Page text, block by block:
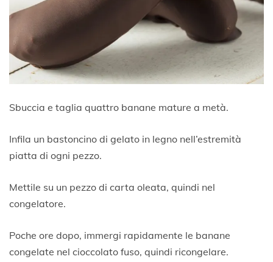
Sbuccia e taglia quattro banane mature a metà.
Infila un bastoncino di gelato in legno nell’estremità
piatta di ogni pezzo.
Mettile su un pezzo di carta oleata, quindi nel
congelatore.
Poche ore dopo, immergi rapidamente le banane
congelate nel cioccolato fuso, quindi ricongelare.